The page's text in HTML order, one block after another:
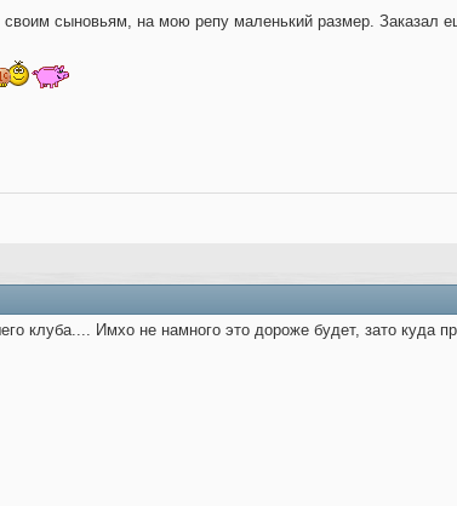
сыновьям, на мою репу маленький размер. Заказал
клуба.... Имхо не намного это дороже будет, зато куда